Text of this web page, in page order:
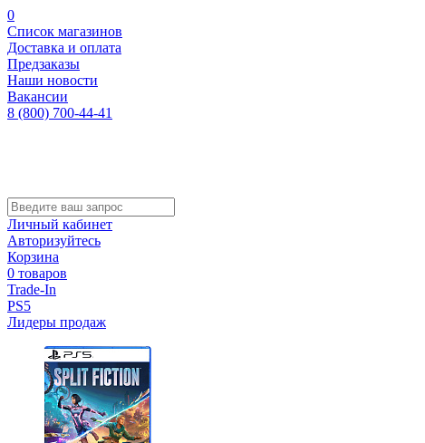
0
Список магазинов
Доставка и оплата
Предзаказы
Наши новости
Вакансии
8 (800) 700-44-41
Личный кабинет
Авторизуйтесь
Корзина
0 товаров
Trade-In
PS5
Лидеры продаж